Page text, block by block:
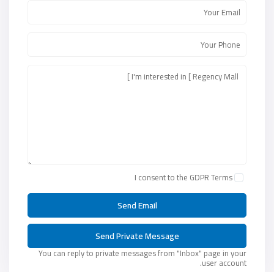
I consent to the GDPR Terms
You can reply to private messages from "Inbox" page in your
user account.